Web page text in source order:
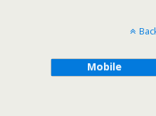
Mobile